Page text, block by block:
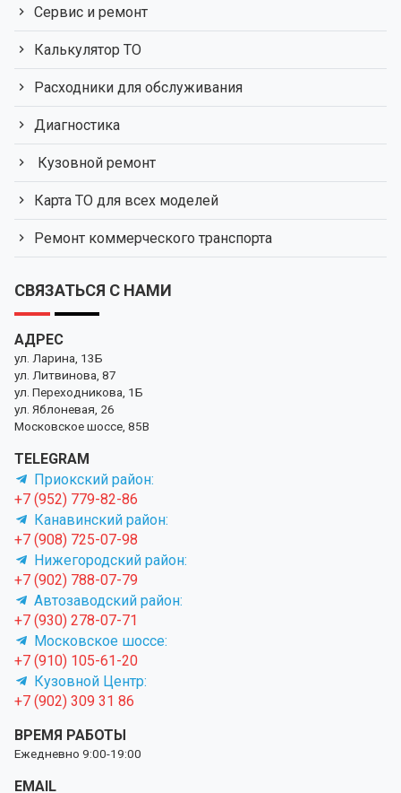
Сервис и ремонт
Калькулятор ТО
Расходники для обслуживания
Диагностика
Кузовной ремонт
Карта ТО для всех моделей
Ремонт коммерческого транспорта
СВЯЗАТЬСЯ С НАМИ
АДРЕС
ул. Ларина, 13Б
ул. Литвинова, 87
ул. Переходникова, 1Б
ул. Яблоневая, 26
Московское шоссе, 85В
TELEGRAM
Приокский район:
+7 (952) 779-82-86
Канавинский район:
+7 (908) 725-07-98
Нижегородский район:
+7 (902) 788-07-79
Автозаводский район:
+7 (930) 278-07-71
Московское шоссе:
+7 (910) 105-61-20
Кузовной Центр:
+7 (902) 309 31 86
ВРЕМЯ РАБОТЫ
Ежедневно 9:00-19:00
EMAIL